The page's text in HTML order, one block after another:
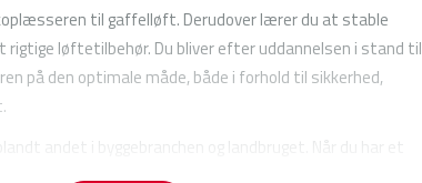
til gaffelløft. Derudover lærer du at stable
rigtige løftetilbehør. Du bliver efter uddannelsen i stand til
på den optimale måde, både i forhold til sikkerhed,
du derfor gode muligheder for ansættelse i flere